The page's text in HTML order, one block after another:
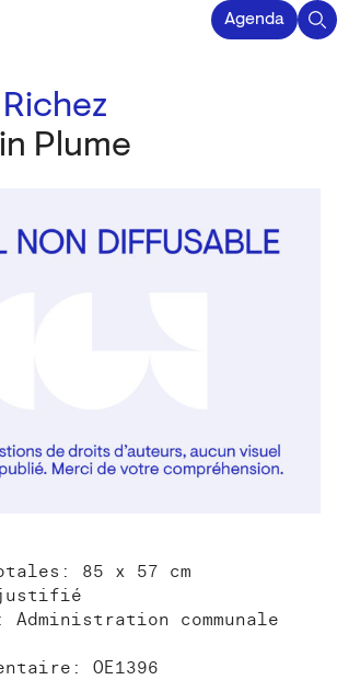
Agenda
Plume
85 x 57 cm
justifié
communale
OE1396